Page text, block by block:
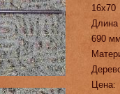
16х70
690
Цена: